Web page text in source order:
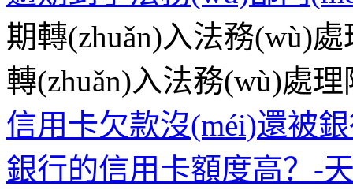
期轉(zhuǎn)入法務(wù)
轉(zhuǎn)入法務(wù)處
信用卡欠款沒(méi)還被
銀行的信用卡額度高？-